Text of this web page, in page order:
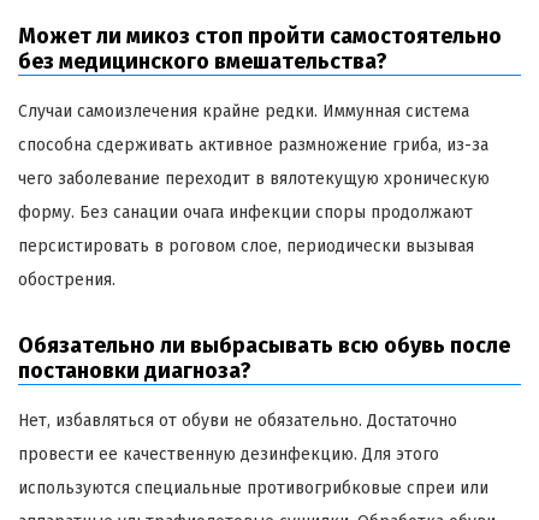
Может ли микоз стоп пройти самостоятельно
без медицинского вмешательства?
Случаи самоизлечения крайне редки. Иммунная система
способна сдерживать активное размножение гриба, из-за
чего заболевание переходит в вялотекущую хроническую
форму. Без санации очага инфекции споры продолжают
персистировать в роговом слое, периодически вызывая
обострения.
Обязательно ли выбрасывать всю обувь после
постановки диагноза?
Нет, избавляться от обуви не обязательно. Достаточно
провести ее качественную дезинфекцию. Для этого
используются специальные противогрибковые спреи или